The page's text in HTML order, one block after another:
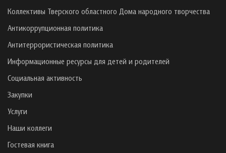
Коллективы Тверского областного Дома народного творчества
Антикоррупционная политика
Антитеррористическая политика
Информационные ресурсы для детей и родителей
Социальная активность
Закупки
Услуги
Наши коллеги
Гостевая книга